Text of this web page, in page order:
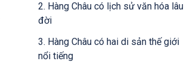
2. Hàng Châu có lịch sử văn hóa lâu
đời
3. Hàng Châu có hai di sản thế giới
nổi tiếng